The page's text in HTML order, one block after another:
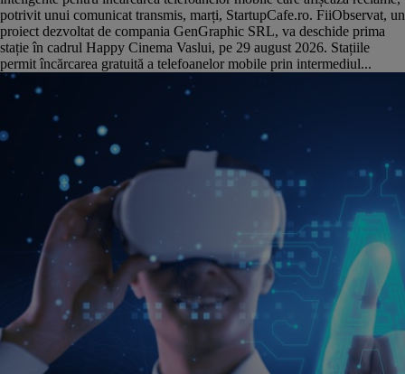
potrivit unui comunicat transmis, marți, StartupCafe.ro. FiiObservat, un
proiect dezvoltat de compania GenGraphic SRL, va deschide prima
stație în cadrul Happy Cinema Vaslui, pe 29 august 2026. Stațiile
permit încărcarea gratuită a telefoanelor mobile prin intermediul...